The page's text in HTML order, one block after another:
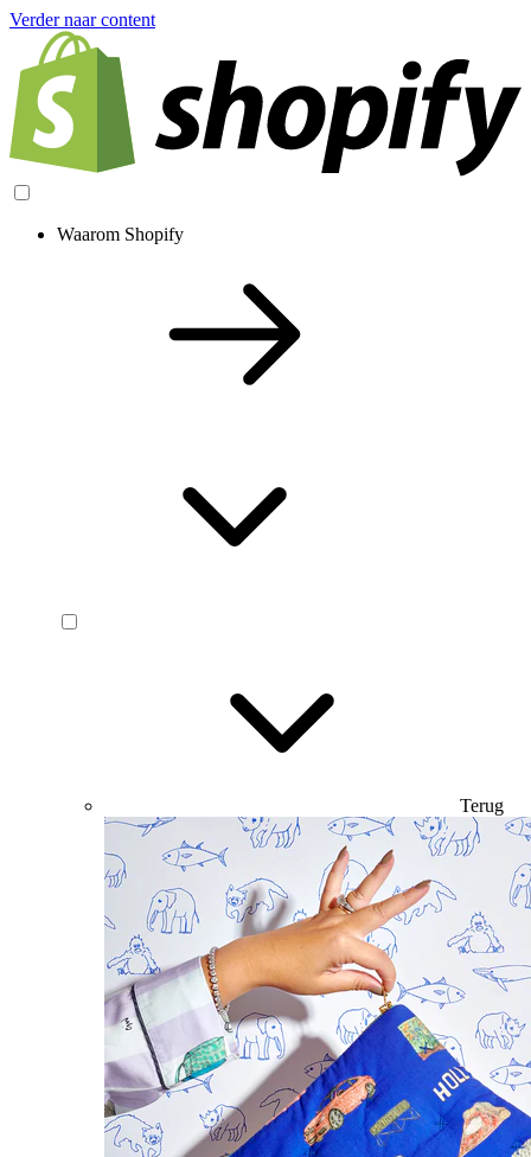
Verder naar content
Waarom Shopify
Terug